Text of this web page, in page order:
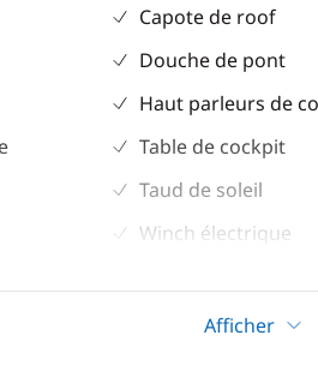
Capote de roof
Douche de pont
Haut parleurs de
Table de cockpit
Taud de soleil
Winch électrique
Afficher